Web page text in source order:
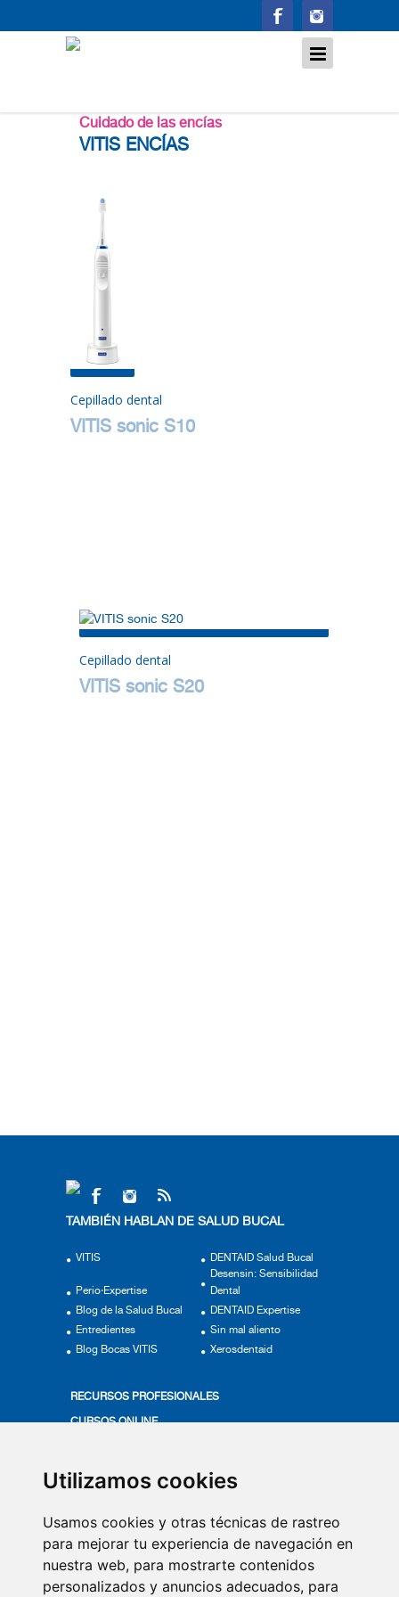
Utilizamos cookies
Usamos cookies y otras técnicas de rastreo
para mejorar tu experiencia de navegación en
nuestra web, para mostrarte contenidos
personalizados y anuncios adecuados, para
Cuidado de las encías
VITIS ENCÍAS
Cepillado dental
VITIS sonic S10
Cepillado dental
VITIS sonic S20
TAMBIÉN HABLAN DE SALUD BUCAL
VITIS DENTAID Salud Bucal
Perio·Expertise
Desensin: Sensibilidad
Dental
Blog de la Salud Bucal
DENTAID Expertise
Entredientes
Sin mal aliento
Blog Bocas VITIS
Xerosdentaid
RECURSOS PROFESIONALES
CURSOS ONLINE
PRODUCTOS VITIS
VÍDEOS
QUIÉNES SOMOS